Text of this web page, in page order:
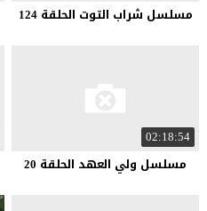
مسلسل شراب التوت الحلقة 124
02:18:54
مسلسل ولي العهد الحلقة 20